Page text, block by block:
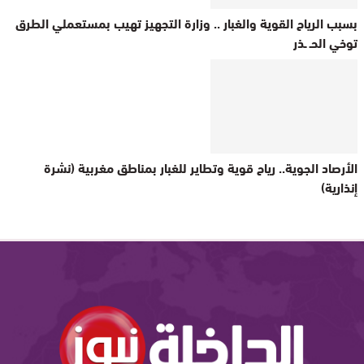
بسبب الرياح القوية والغبار .. وزارة التجهيز تهيب بمستعملي الطرق
توخي الحـ ـذر
الأرصاد الجوية.. رياح قوية وتطاير للغبار بمناطق مغربية (نشرة
إنذارية)